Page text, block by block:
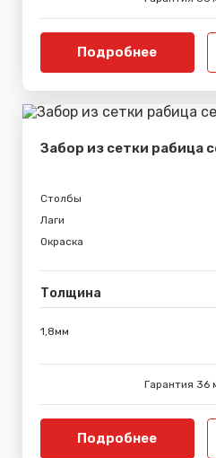
Подробнее
Забор из сетки рабица
Столбы
Лаги
Окраска
Толщина
1,8мм
Гарантия 36
Подробнее